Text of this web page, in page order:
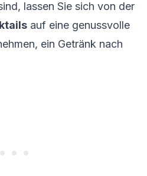
lassen Sie sich von der
auf eine genussvolle
ein Getränk nach